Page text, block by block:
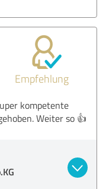
Empfehlung
kompetente
Weiter so 👍